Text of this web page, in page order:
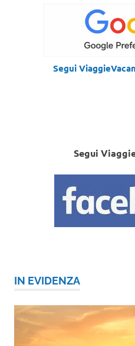
Segui
Segui
IN EVIDENZA